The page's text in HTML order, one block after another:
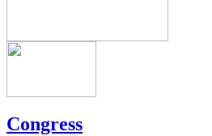
Congress